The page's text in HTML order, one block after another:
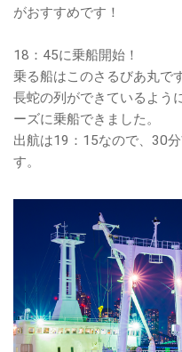
がおすすめです！
18：45に乗船開始！
乗る船はこのさるびあ丸です
長蛇の列ができているよう
ーズに乗船できました。
出航は19：15なので、30
す。